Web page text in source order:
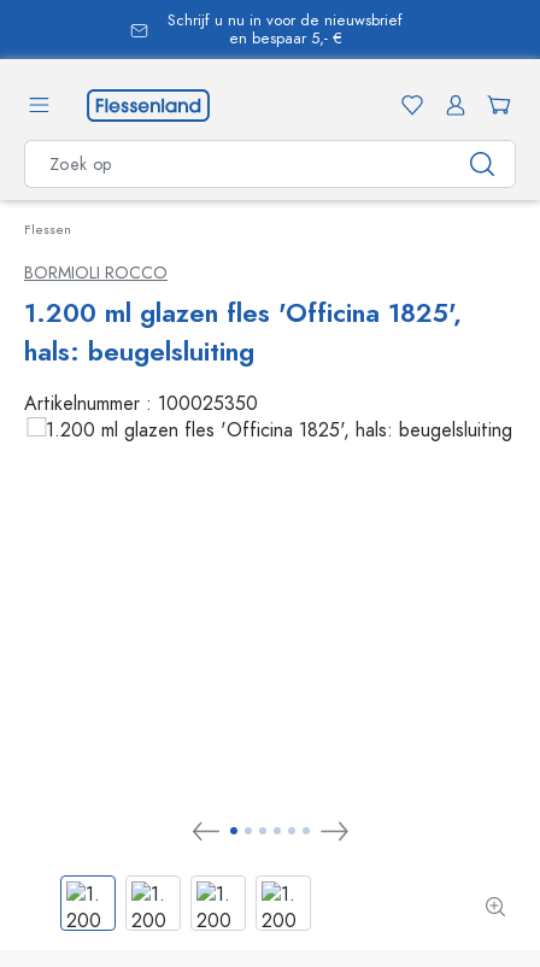
Schrijf u nu in voor de nieuwsbrief
en bespaar 5,- €
Flessen
BORMIOLI ROCCO
1.200 ml glazen fles 'Officina 1825',
hals: beugelsluiting
Artikelnummer : 100025350